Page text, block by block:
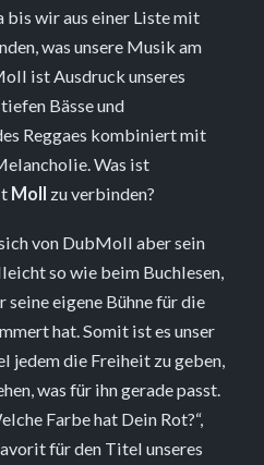
bis wir aus einer Liste mit
was unsere Musik am
ist Ausdruck unseres
Bässe und
Reggaes kombiniert mit
Was ist
Moll zu verbinden?
von DubMoll aber sein
so wie beim Buchlesen,
seine eigene Bühne für die
hat. Somit ist es unser
jedem die Freiheit zu geben,
was für ihn gerade passt.
Farbe hat Dein Rot?“,
für den Titel unseres